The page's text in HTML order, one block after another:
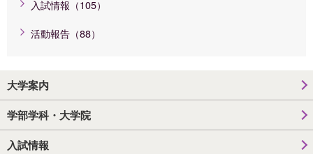
入試情報（105）
活動報告（88）
大学案内
学部学科・大学院
入試情報